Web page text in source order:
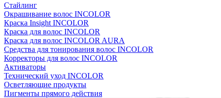
Стайлинг
Окрашивание волос INCOLOR
Краска Insight INCOLOR
Краска для волос INCOLOR
Краска для волос INCOLOR AURA
Средства для тонирования волос INCOLOR
Корректоры для волос INCOLOR
Активаторы
Технический уход INCOLOR
Осветляющие продукты
Пигменты прямого действия